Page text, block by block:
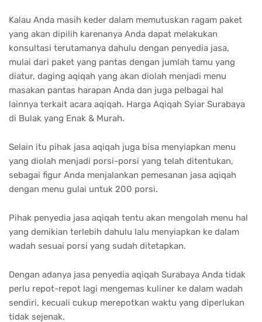
Kalau Anda masih keder dalam memutuskan ragam paket
yang akan dipilih karenanya Anda dapat melakukan
konsultasi terutamanya dahulu dengan penyedia jasa,
mulai dari paket yang pantas dengan jumlah tamu yang
diatur, daging aqiqah yang akan diolah menjadi menu
masakan pantas harapan Anda dan juga pelbagai hal
lainnya terkait acara aqiqah. Harga Aqiqah Syiar Surabaya
di Bulak yang Enak & Murah.
Selain itu pihak jasa aqiqah juga bisa menyiapkan menu
yang diolah menjadi porsi-porsi yang telah ditentukan,
sebagai figur Anda menjalankan pemesanan jasa aqiqah
dengan menu gulai untuk 200 porsi.
Pihak penyedia jasa aqiqah tentu akan mengolah menu hal
yang demikian terlebih dahulu lalu menyiapkan ke dalam
wadah sesuai porsi yang sudah ditetapkan.
Dengan adanya jasa penyedia aqiqah Surabaya Anda tidak
perlu repot-repot lagi mengemas kuliner ke dalam wadah
sendiri, kecuali cukup merepotkan waktu yang diperlukan
tidak sejenak.